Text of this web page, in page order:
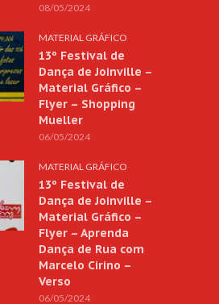
08/05/2024
MATERIAL GRÁFICO
13º Festival de
Dança de Joinville –
Material Gráfico –
Flyer – Shopping
Mueller
06/05/2024
MATERIAL GRÁFICO
13º Festival de
Dança de Joinville –
Material Gráfico –
Flyer – Aprenda
Dança de Rua com
Marcelo Cirino –
Verso
06/05/2024